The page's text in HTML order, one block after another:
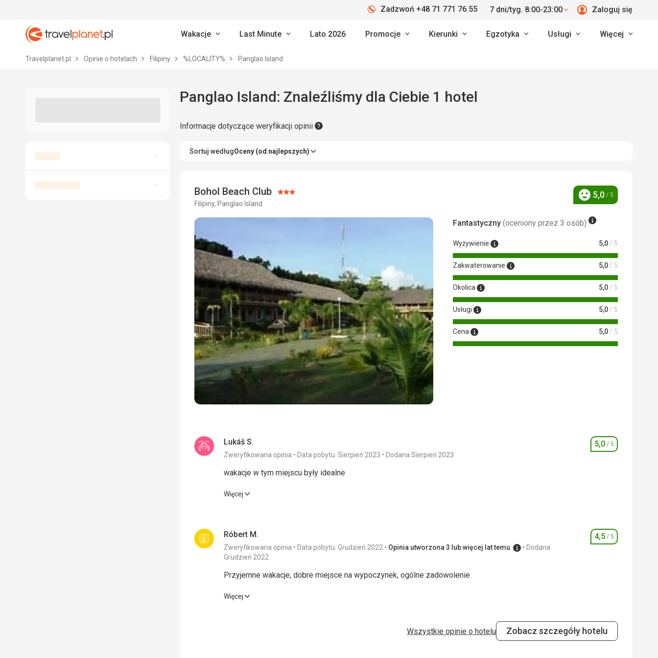
Travelplanet.pl
Zadzwoń +48 71 771 76 55 7 dni/tyg. 8:00-23:00 Zaloguj się
Wakacje Last Minute Lato 2026 Promocje Kierunki Egzotyka Usługi Więcej
Travelplanet.pl Opinie o hotelach Filipiny %LOCALITY% Panglao Island
Panglao Island: Znaleźliśmy dla Ciebie 1 hotel
Informacje dotyczące weryfikacji opinii
Sortuj wedługOceny (od najlepszych)
Bohol Beach Club Ocena:
Filipiny, Panglao Island Ocena
5,0 / 5
Fantastyczny (oceniony przez 3 osób)
Wyżywienie 5,0/ 5
Zakwaterowanie 5,0/ 5
Okolica 5,0/ 5
Usługi 5,0/ 5
Cena 5,0/ 5
Lukáš S.
Ocena
5,0 / 5
Zweryfikowana opinia Data pobytu: Sierpień 2023 Dodana Sierpień 2023
wakacje w tym miejscu były idealne
wakacje w tym miejscu były idealne
Zakwaterowanie
Okolica
piękna plaża, czysta
Więcej
Róbert M.
Ocena
4,5 / 5
Zweryfikowana opinia Data pobytu: Grudzień 2022 Opinia utworzona 3 lub więcej lat temu
Dodana
Grudzień 2022
Przyjemne wakacje, dobre miejsce na wypoczynek, ogólne zadowolenie
Przyjemne wakacje, dobre miejsce na wypoczynek, ogólne zadowolenie
Cena 4,0/ 5
Więcej
Zobacz szczegóły hotelu
Wszystkie opinie o hotelu